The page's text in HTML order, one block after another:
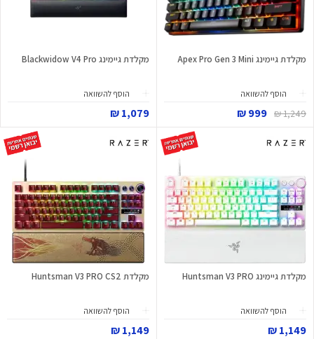
מקלדת גיימינג Apex Pro Gen 3 Mini
הוסף להשוואה
1,249 ₪
999 ₪
מקלדת גיימינג Blackwidow V4 Pro
הוסף להשוואה
1,079 ₪
מקלדת גיימינג Huntsman V3 PRO
הוסף להשוואה
1,149 ₪
מקלדת Huntsman V3 PRO CS2
הוסף להשוואה
1,149 ₪